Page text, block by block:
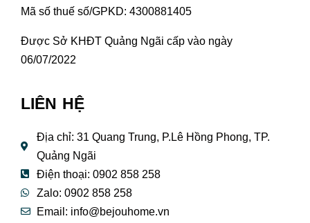
Mã số thuế số/GPKD: 4300881405
Được Sở KHĐT Quảng Ngãi cấp vào ngày
06/07/2022
LIÊN HỆ
Địa chỉ: 31 Quang Trung, P.Lê Hồng Phong, TP.
Quảng Ngãi
Điện thoại: 0902 858 258
Zalo: 0902 858 258
Email: info@bejouhome.vn